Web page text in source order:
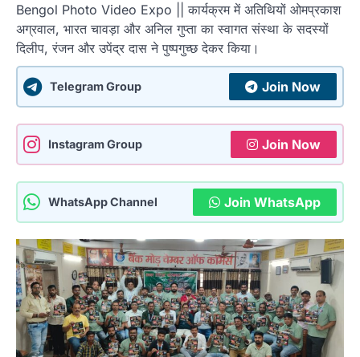
Bengol Photo Video Expo || कार्यक्रम में अतिथियों ओमप्रकाश
अग्रवाल, भारत चावड़ा और अनिल गुप्ता का स्वागत संस्था के सदस्यों
दिलीप, रंजन और उपेंद्र दास ने पुष्पगुच्छ देकर किया।
Telegram Group Join Now
Instagram Group Join Now
WhatsApp Channel Join WhatsApp